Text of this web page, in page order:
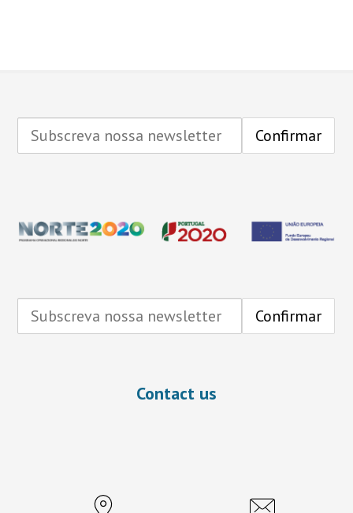
Contact us